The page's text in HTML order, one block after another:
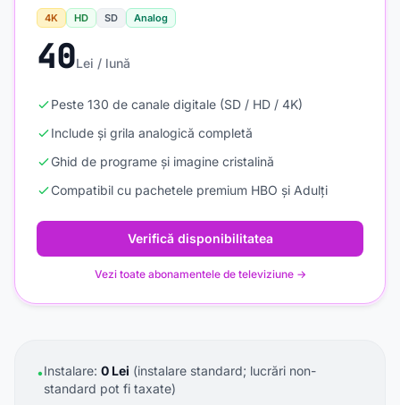
4K HD SD Analog
40Lei / lună
Peste 130 de canale digitale (SD / HD / 4K)
Include și grila analogică completă
Ghid de programe și imagine cristalină
Compatibil cu pachetele premium HBO și Adulți
Verifică disponibilitatea
Vezi toate abonamentele de televiziune →
•Instalare: 0 Lei (instalare standard; lucrări non-
standard pot fi taxate)